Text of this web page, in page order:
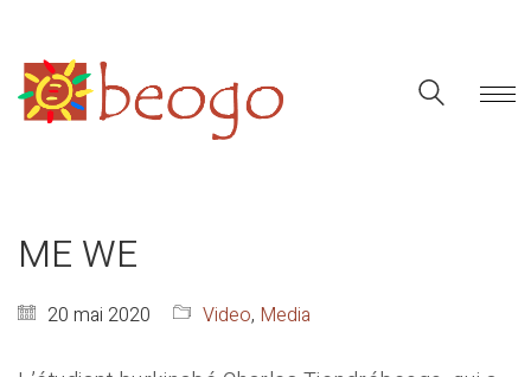
ME WE
20 mai 2020 Video, Media